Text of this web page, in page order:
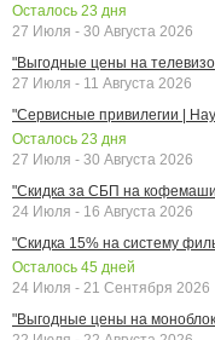
Осталось 23 дня
27 Июля - 30 Августа 2026
"Выгодные цены на
27 Июля - 11 Августа 2026
"Сервисные привилегии |
Осталось 23 дня
27 Июля - 30 Августа 2026
"Скидка за СБП на
24 Июля - 16 Августа 2026
"Скидка 15% на систему
Осталось 45 дней
24 Июля - 21 Сентября 2026
"Выгодные цены на